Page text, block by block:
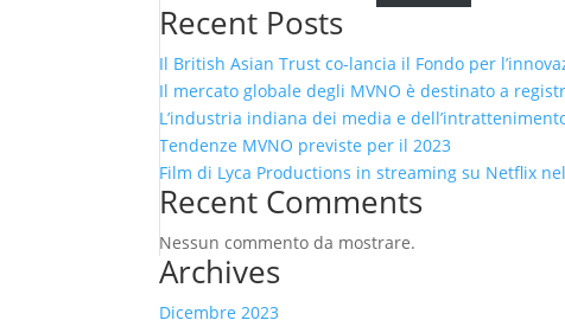
Recent Posts
Il British Asian Trust co-lancia il Fondo per
Il mercato globale degli MVNO è destinato a
L’industria indiana dei media e
Tendenze MVNO previste per il 2023
Film di Lyca Productions in streaming su Netflix
Recent Comments
Nessun commento da mostrare.
Archives
Dicembre 2023